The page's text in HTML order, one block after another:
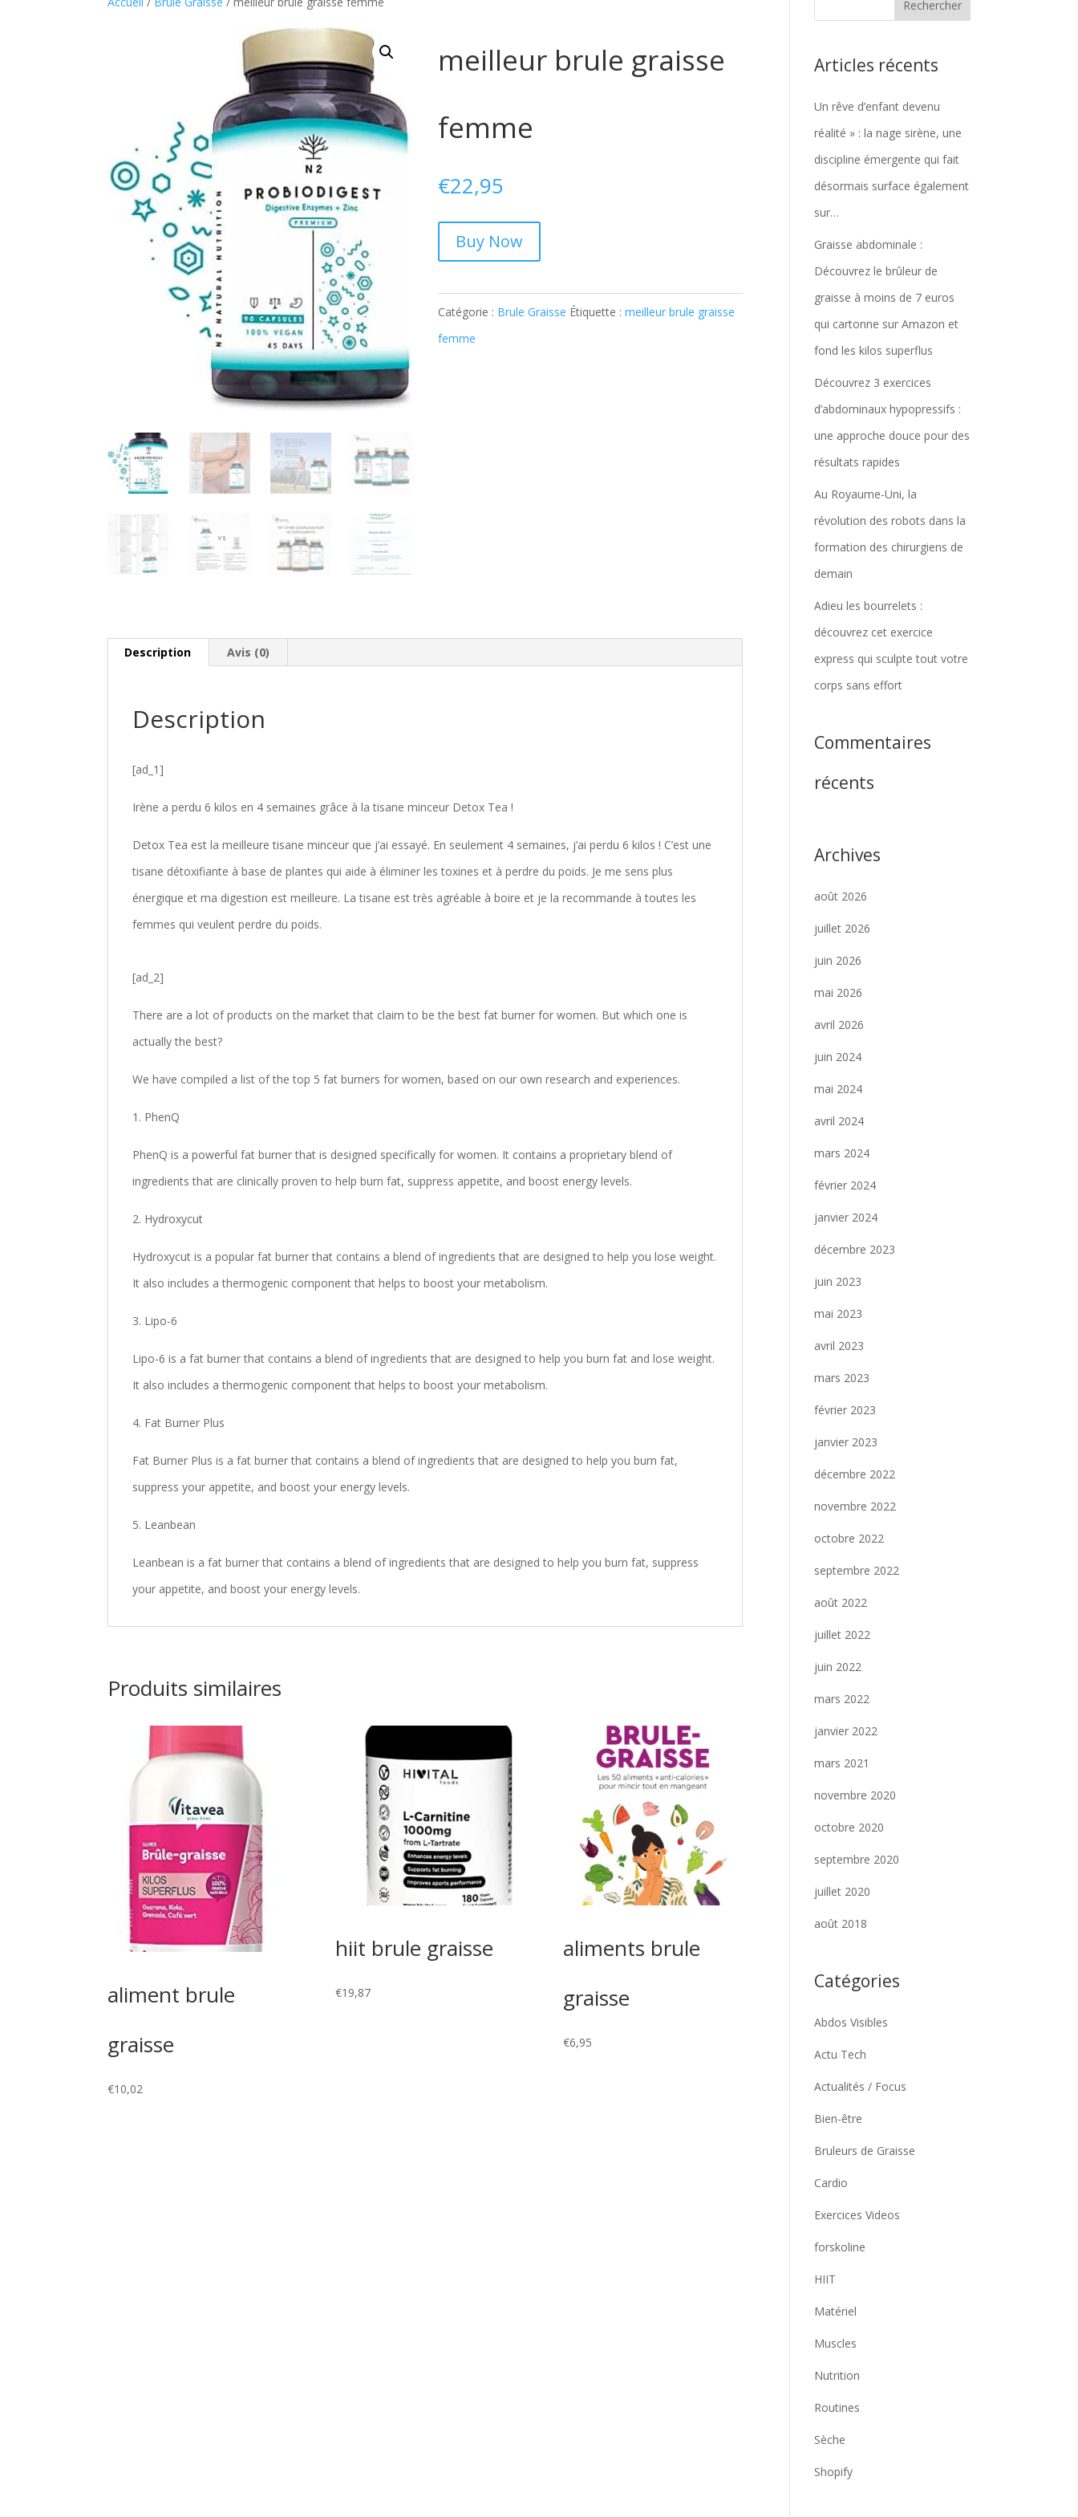
meilleur brule graisse
femme
€22,95
Buy Now
Catégorie : Brule Graisse Étiquette :meilleur brule graisse
femme
Description Avis (0)
Description
[ad_1]
Irène a perdu 6 kilos en 4 semaines grâce à la tisane minceur Detox Tea !
Detox Tea est la meilleure tisane minceur que j’ai essayé. En seulement 4 semaines, j’ai perdu 6 kilos ! C’est une
tisane détoxifiante à base de plantes qui aide à éliminer les toxines et à perdre du poids. Je me sens plus
énergique et ma digestion est meilleure. La tisane est très agréable à boire et je la recommande à toutes les
femmes qui veulent perdre du poids.
[ad_2]
There are a lot of products on the market that claim to be the best fat burner for women. But which one is
actually the best?
We have compiled a list of the top 5 fat burners for women, based on our own research and experiences.
1. PhenQ
PhenQ is a powerful fat burner that is designed specifically for women. It contains a proprietary blend of
ingredients that are clinically proven to help burn fat, suppress appetite, and boost energy levels.
2. Hydroxycut
Hydroxycut is a popular fat burner that contains a blend of ingredients that are designed to help you lose weight.
It also includes a thermogenic component that helps to boost your metabolism.
3. Lipo-6
Lipo-6 is a fat burner that contains a blend of ingredients that are designed to help you burn fat and lose weight.
It also includes a thermogenic component that helps to boost your metabolism.
4. Fat Burner Plus
Fat Burner Plus is a fat burner that contains a blend of ingredients that are designed to help you burn fat,
suppress your appetite, and boost your energy levels.
5. Leanbean
Leanbean is a fat burner that contains a blend of ingredients that are designed to help you burn fat, suppress
your appetite, and boost your energy levels.
Produits similaires
aliment brule
graisse
€10,02
hiit brule graisse
€19,87
aliments brule
graisse
€6,95
Articles récents
Un rêve d’enfant devenu
réalité » : la nage sirène, une
discipline émergente qui fait
désormais surface également
sur…
Graisse abdominale :
Découvrez le brûleur de
graisse à moins de 7 euros
qui cartonne sur Amazon et
fond les kilos superflus
Découvrez 3 exercices
d’abdominaux hypopressifs :
une approche douce pour des
résultats rapides
Au Royaume-Uni, la
révolution des robots dans la
formation des chirurgiens de
demain
Adieu les bourrelets :
découvrez cet exercice
express qui sculpte tout votre
corps sans effort
Commentaires
récents
Archives
août 2026
juillet 2026
juin 2026
mai 2026
avril 2026
juin 2024
mai 2024
avril 2024
mars 2024
février 2024
janvier 2024
décembre 2023
juin 2023
mai 2023
avril 2023
mars 2023
février 2023
janvier 2023
décembre 2022
novembre 2022
octobre 2022
septembre 2022
août 2022
juillet 2022
juin 2022
mars 2022
janvier 2022
mars 2021
novembre 2020
octobre 2020
septembre 2020
juillet 2020
août 2018
Catégories
Abdos Visibles
Actu Tech
Actualités / Focus
Bien-être
Bruleurs de Graisse
Cardio
Exercices Videos
forskoline
HIIT
Matériel
Muscles
Nutrition
Routines
Sèche
Shopify